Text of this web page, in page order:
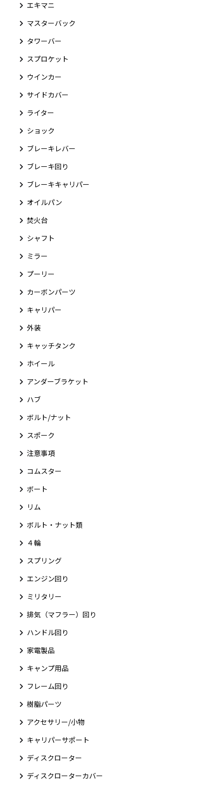
エキマニ
マスターバック
タワーバー
スプロケット
ウインカー
サイドカバー
ライター
ショック
ブレーキレバー
ブレーキ回り
ブレーキキャリパー
オイルパン
焚火台
シャフト
ミラー
プーリー
カーボンパーツ
キャリパー
外装
キャッチタンク
ホイール
アンダーブラケット
ハブ
ボルト/ナット
スポーク
注意事項
コムスター
ボート
リム
ボルト・ナット類
４輪
スプリング
エンジン回り
ミリタリー
排気（マフラー）回り
ハンドル回り
家電製品
キャンプ用品
フレーム回り
樹脂パーツ
アクセサリー/小物
キャリパーサポート
ディスクローター
ディスクローターカバー